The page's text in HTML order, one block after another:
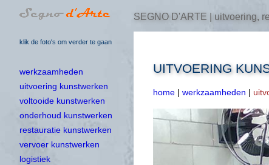
klik de foto's om verder te gaan
SEGNO D'ARTE | uitvoering,
werkzaamheden
uitvoering kunstwerken
voltooide kunstwerken
onderhoud kunstwerken
restauratie kunstwerken
vervoer kunstwerken
logistiek
UITVOERING
home | werkzaamheden |